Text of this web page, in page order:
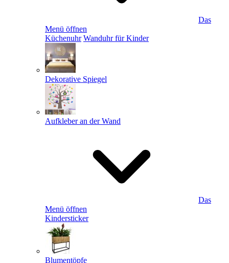
Das
Menü öffnen
Küchenuhr Wanduhr für Kinder
Dekorative Spiegel
Aufkleber an der Wand
Das
Menü öffnen
Kindersticker
Blumentöpfe